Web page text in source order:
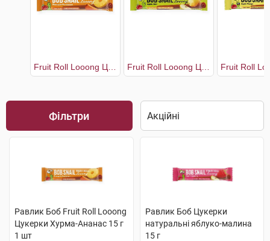
Фільтри
Равлик Боб Fruit Roll Looong
Цукерки Хурма-Ананас 15 г
1 шт
Равлик Боб Цукерки
натуральні яблуко-малина
15 г